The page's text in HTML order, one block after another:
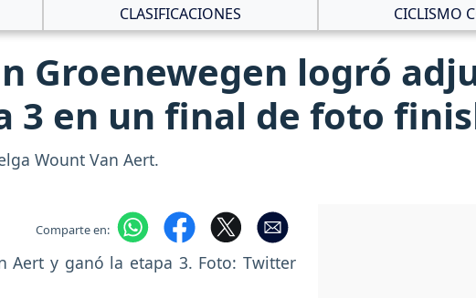
CLASIFICACIONES CICLISMO
Groenewegen logró
3 en un final de foto
Wount Van Aert.
Comparte en: